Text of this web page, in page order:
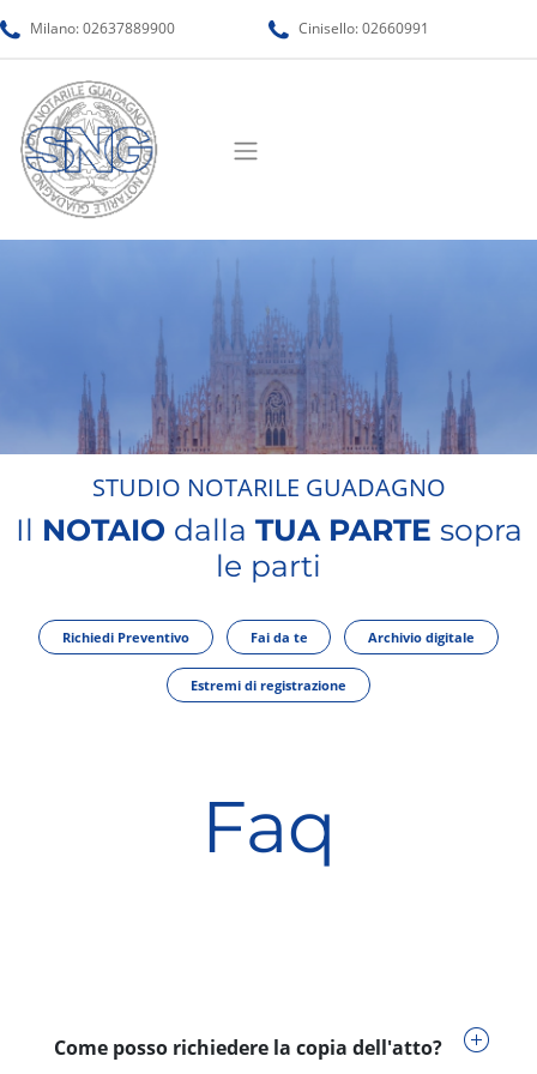
Milano:02637889900 Cinisello:02660991
STUDIO NOTARILE GUADAGNO
Il NOTAIO dalla TUA PARTE sopra
le parti
Richiedi Preventivo Fai da te Archivio digitale
Estremi di registrazione
Faq
Come posso richiedere la copia dell'atto?